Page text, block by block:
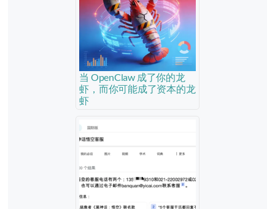
当 OpenClaw 成了你的龙
虾，而你可能成了资本的龙
虾